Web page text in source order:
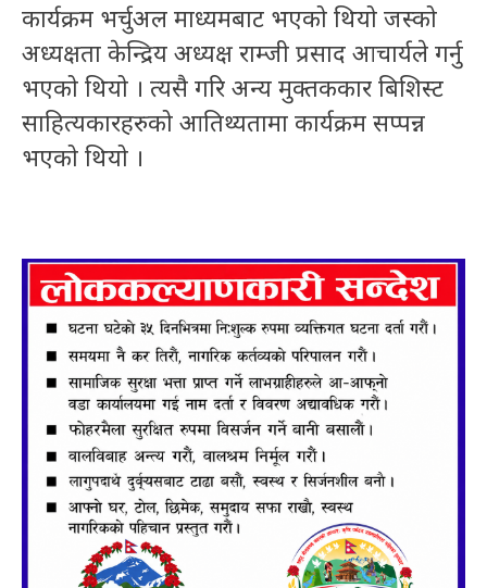
कार्यक्रम भर्चुअल माध्यमबाट भएको थियो जस्को
अध्यक्षता केन्द्रिय अध्यक्ष राम्जी प्रसाद आचार्यले गर्नु
भएको थियो । त्यसै गरि अन्य मुक्तककार बिशिस्ट
साहित्यकारहरुको आतिथ्यतामा कार्यक्रम सप्पन्न
भएको थियो ।